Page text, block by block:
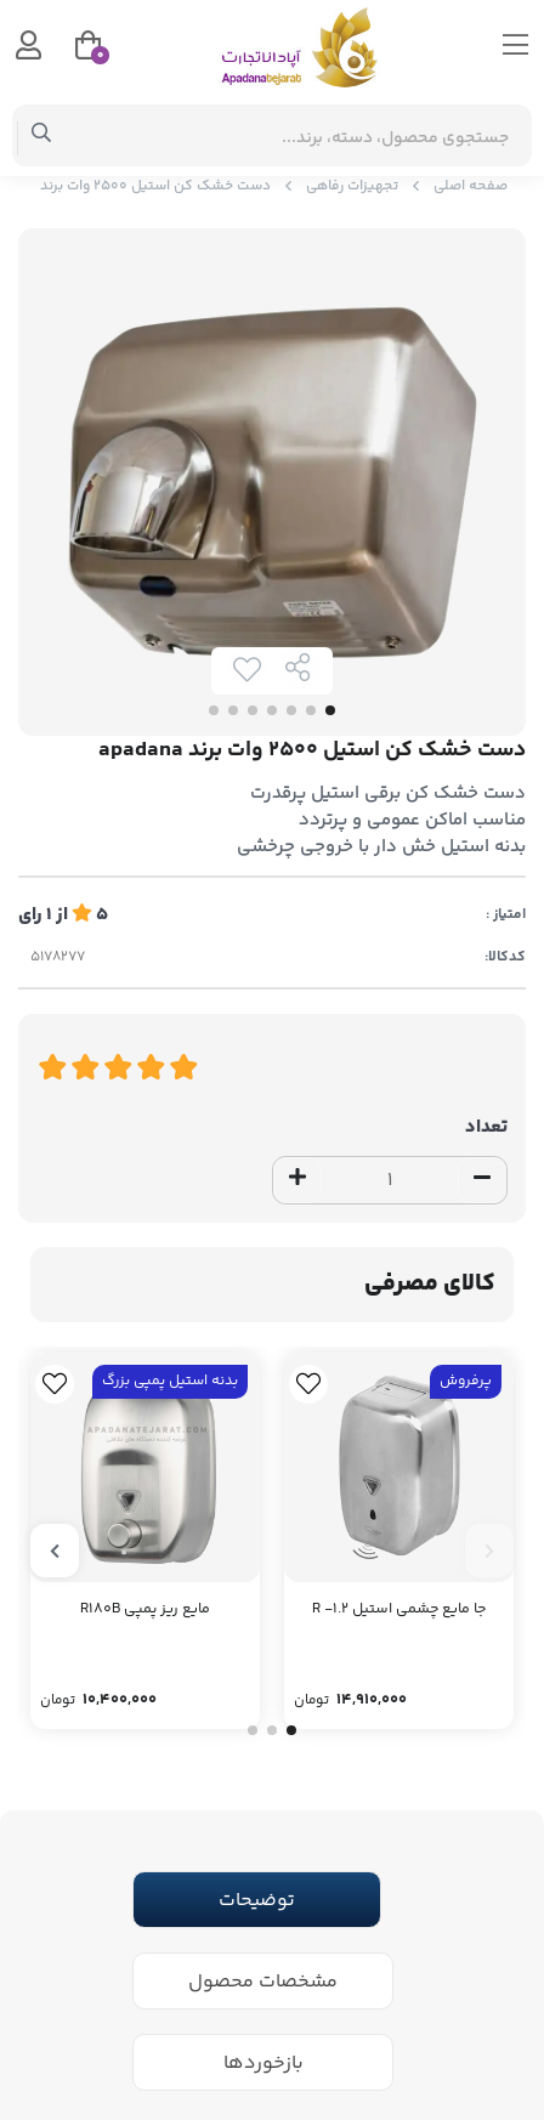
صفحه اصلی تجهیزات رفاهی دست خشک کن استیل 2500 وات برند apadana
دست خشک کن استیل 2500 وات برند apadana
دست خشک کن برقی استیل پرقدرت
مناسب اماکن عمومی و پرتردد
بدنه استیل خش دار با خروجی چرخشی
امتیاز : 5 از1رای
کدکالا:
تعداد
کالای مصرفی
پرفروش
جا مایع چشمی استیل R -1.2
14,910,000 تومان
بدنه استیل پمپی بزرگ
مایع ریز پمپی R180B
10,400,000 تومان
توضیحات
مشخصات محصول
بازخوردها
0